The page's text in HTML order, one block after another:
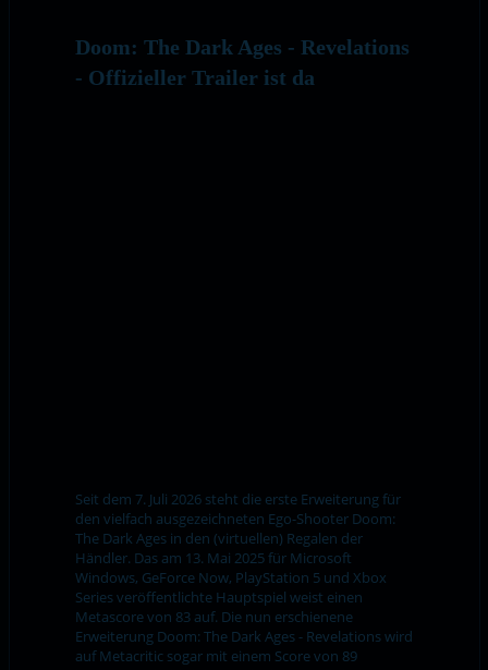
Doom: The Dark Ages - Revelations
- Offizieller Trailer ist da
Seit dem 7. Juli 2026 steht die erste Erweiterung für
den vielfach ausgezeichneten Ego-Shooter Doom:
The Dark Ages in den (virtuellen) Regalen der
Händler. Das am 13. Mai 2025 für Microsoft
Windows, GeForce Now, PlayStation 5 und Xbox
Series veröffentlichte Hauptspiel weist einen
Metascore von 83 auf. Die nun erschienene
Erweiterung Doom: The Dark Ages - Revelations wird
auf Metacritic sogar mit einem Score von 89